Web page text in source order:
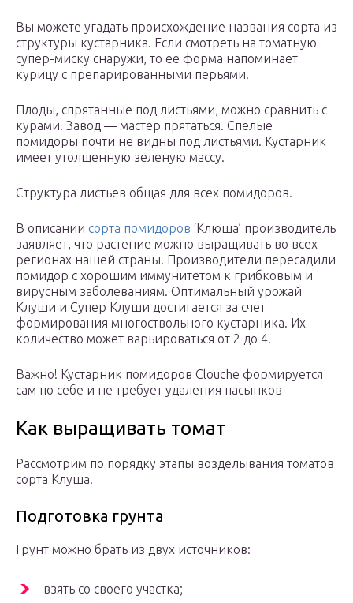
Вы можете угадать происхождение названия сорта из
структуры кустарника. Если смотреть на томатную
супер-миску снаружи, то ее форма напоминает
курицу с препарированными перьями.
Плоды, спрятанные под листьями, можно сравнить с
курами. Завод — мастер прятаться. Спелые
помидоры почти не видны под листьями. Кустарник
имеет утолщенную зеленую массу.
Структура листьев общая для всех помидоров.
В описании сорта помидоров ‘Клюша’ производитель
заявляет, что растение можно выращивать во всех
регионах нашей страны. Производители пересадили
помидор с хорошим иммунитетом к грибковым и
вирусным заболеваниям. Оптимальный урожай
Клуши и Супер Клуши достигается за счет
формирования многоствольного кустарника. Их
количество может варьироваться от 2 до 4.
Важно! Кустарник помидоров Clouche формируется
сам по себе и не требует удаления пасынков
Как выращивать томат
Рассмотрим по порядку этапы возделывания томатов
сорта Клуша.
Подготовка грунта
Грунт можно брать из двух источников:
взять со своего участка;